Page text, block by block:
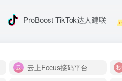
ProBoost TikTok达人建联
云上Focus接码平台